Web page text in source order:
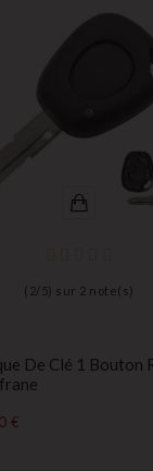
( 2/ 5) sur 2 note(s)
De Clé 1 Bouton
€